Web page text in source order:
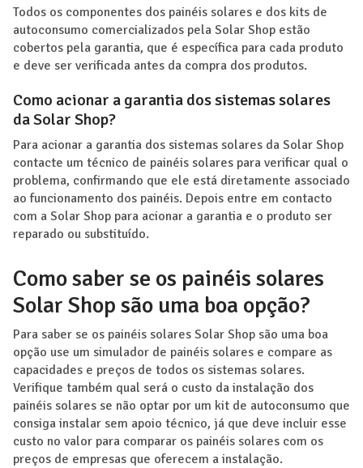
Todos os componentes dos painéis solares e dos kits de
autoconsumo comercializados pela Solar Shop estão
cobertos pela garantia, que é específica para cada produto
e deve ser verificada antes da compra dos produtos.
Como acionar a garantia dos sistemas solares
da Solar Shop?
Para acionar a garantia dos sistemas solares da Solar Shop
contacte um técnico de painéis solares para verificar qual o
problema, confirmando que ele está diretamente associado
ao funcionamento dos painéis. Depois entre em contacto
com a Solar Shop para acionar a garantia e o produto ser
reparado ou substituído.
Como saber se os painéis solares
Solar Shop são uma boa opção?
Para saber se os painéis solares Solar Shop são uma boa
opção use um simulador de painéis solares e compare as
capacidades e preços de todos os sistemas solares.
Verifique também qual será o custo da instalação dos
painéis solares se não optar por um kit de autoconsumo que
consiga instalar sem apoio técnico, já que deve incluir esse
custo no valor para comparar os painéis solares com os
preços de empresas que oferecem a instalação.